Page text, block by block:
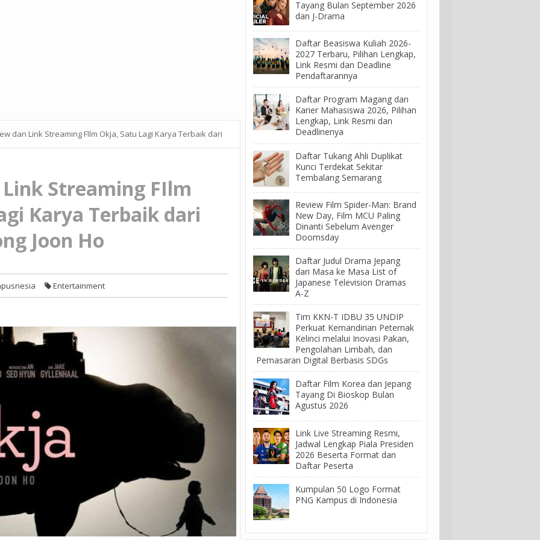
dan Link Streaming FIlm Okja, Satu Lagi Karya Terbaik dari
Streaming FIlm
Karya Terbaik dari
Joon Ho
Entertainment
Tayang Bulan September 2026
dan J-Drama
Daftar Beasiswa Kuliah 2026-
2027 Terbaru, Pilihan Lengkap,
Link Resmi dan Deadline
Pendaftarannya
Daftar Program Magang dan
Karier Mahasiswa 2026, Pilihan
Lengkap, Link Resmi dan
Deadlinenya
Daftar Tukang Ahli Duplikat
Kunci Terdekat Sekitar
Tembalang Semarang
Review Film Spider-Man: Brand
New Day, Film MCU Paling
Dinanti Sebelum Avenger
Doomsday
Daftar Judul Drama Jepang
dari Masa ke Masa List of
Japanese Television Dramas
A-Z
Tim KKN-T IDBU 35 UNDIP
Perkuat Kemandirian Peternak
Kelinci melalui Inovasi Pakan,
Pengolahan Limbah, dan
Pemasaran Digital Berbasis SDGs
Daftar Film Korea dan Jepang
Tayang Di Bioskop Bulan
Agustus 2026
Link Live Streaming Resmi,
Jadwal Lengkap Piala Presiden
2026 Beserta Format dan
Daftar Peserta
Kumpulan 50 Logo Format
PNG Kampus di Indonesia